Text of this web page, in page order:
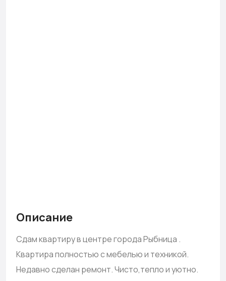
Описание
Сдам квартиру в центре города Рыбница .
Квартира полностью с мебелью и техникой.
Недавно сделан ремонт. Чисто,тепло и уютно.